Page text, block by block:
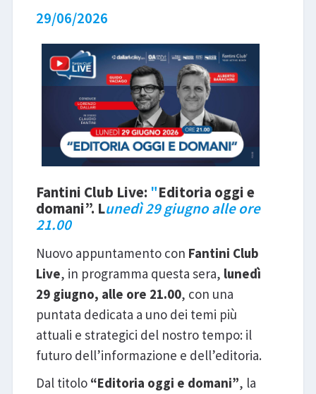
29/06/2026
Fantini Club Live: "Editoria oggi e
domani”. Lunedì 29 giugno alle ore
21.00
Nuovo appuntamento con Fantini Club
Live, in programma questa sera, lunedì
29 giugno, alle ore 21.00, con una
puntata dedicata a uno dei temi più
attuali e strategici del nostro tempo: il
futuro dell’informazione e dell’editoria.
Dal titolo “Editoria oggi e domani”, la